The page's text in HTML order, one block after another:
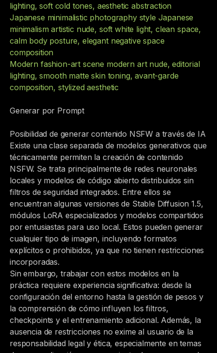
lighting, soft cold tones, aesthetic abstraction
Japanese minimalistic photography style Japanese
minimalism artistic nude, soft white light, clean space,
calm body posture, elegant negative space
composition
Modern fashion-art scene modern art nude, editorial
lighting, smooth matte skin toning, avant-garde
composition, stylized aesthetic
Generar por Prompt
Posibilidad de generar contenido NSFW a través de IA
Existe una clase separada de modelos generativos que
técnicamente permiten la creación de contenido
NSFW. Se trata principalmente de redes neuronales
locales y modelos de código abierto distribuidos sin
filtros de seguridad integrados. Entre ellos se
encuentran algunas versiones de Stable Diffusion 1.5,
módulos LoRA especializados y modelos compartidos
por entusiastas para uso local. Estos pueden generar
cualquier tipo de imagen, incluyendo formatos
explícitos o prohibidos, ya que no tienen restricciones
incorporadas.
Sin embargo, trabajar con estos modelos en la
práctica requiere experiencia significativa: desde la
configuración del entorno hasta la gestión de pesos y
la comprensión de cómo influyen los filtros,
checkpoints y el entrenamiento adicional. Además, la
ausencia de restricciones no exime al usuario de la
responsabilidad legal y ética, especialmente en temas